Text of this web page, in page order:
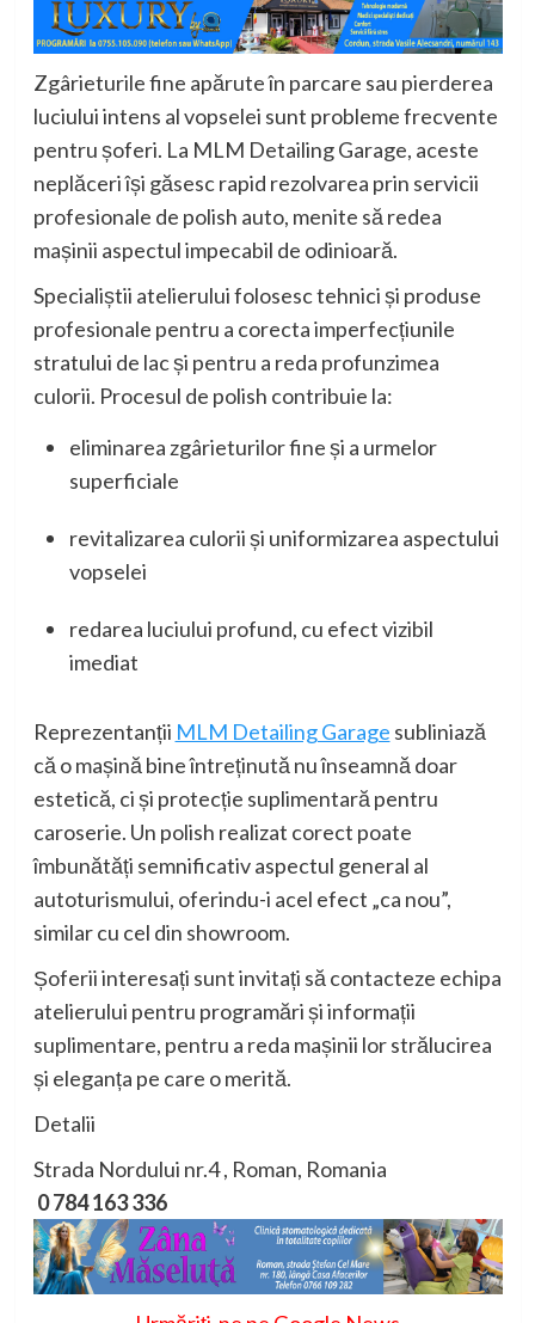
Zgârieturile fine apărute în parcare sau pierderea
luciului intens al vopselei sunt probleme frecvente
pentru șoferi. La MLM Detailing Garage, aceste
neplăceri își găsesc rapid rezolvarea prin servicii
profesionale de polish auto, menite să redea
mașinii aspectul impecabil de odinioară.
Specialiștii atelierului folosesc tehnici și produse
profesionale pentru a corecta imperfecțiunile
stratului de lac și pentru a reda profunzimea
culorii. Procesul de polish contribuie la:
eliminarea zgârieturilor fine și a urmelor
superficiale
revitalizarea culorii și uniformizarea aspectului
vopselei
redarea luciului profund, cu efect vizibil
imediat
Reprezentanții MLM Detailing Garage subliniază
că o mașină bine întreținută nu înseamnă doar
estetică, ci și protecție suplimentară pentru
caroserie. Un polish realizat corect poate
îmbunătăți semnificativ aspectul general al
autoturismului, oferindu-i acel efect „ca nou”,
similar cu cel din showroom.
Șoferii interesați sunt invitați să contacteze echipa
atelierului pentru programări și informații
suplimentare, pentru a reda mașinii lor strălucirea
și eleganța pe care o merită.
Detalii
Strada Nordului nr.4 , Roman, Romania
0 784 163 336